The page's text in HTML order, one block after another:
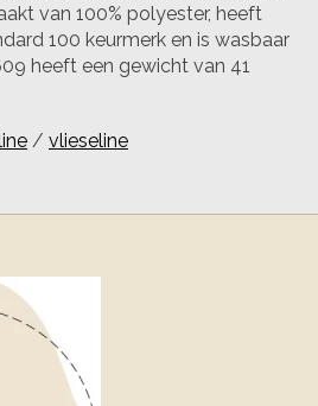
van 100% polyester, heeft
100 keurmerk en is wasbaar
heeft een gewicht van 41
/ vlieseline